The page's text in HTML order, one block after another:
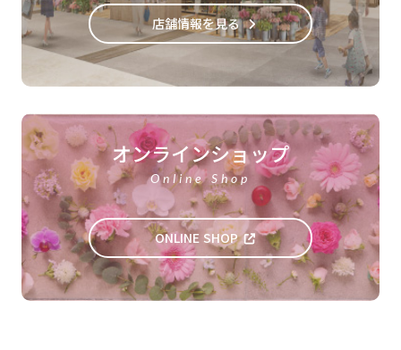
店舗情報を見る
オンラインショップ
Online Shop
ONLINE SHOP